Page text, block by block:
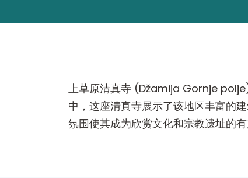
上草原清真寺 (Džamija Gornje
中，这座清真寺展示了该地区丰富的
氛围使其成为欣赏文化和宗教遗址的